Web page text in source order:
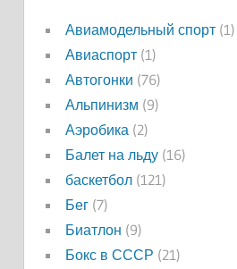
Авиамодельный спорт(1)
Авиаспорт(1)
Автогонки (76)
Альпинизм (9)
Аэробика (2)
Балет на льду(16)
баскетбол(121)
Бег(7)
Биатлон (9)
Бокс в СССР (21)